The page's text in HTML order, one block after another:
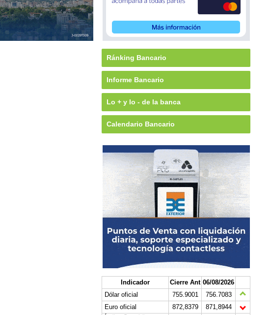
Ránking Bancario
Informe Bancario
Lo + y lo - de la banca
Calendario Bancario
Indicador Cierre Ant 06/08/2026
Dólar oficial
755.9001
756.7083
Euro oficial
872,8379
871,8944